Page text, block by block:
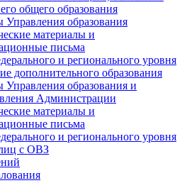
общего образования
Управления образования
материалы и
письма
и регионального уровня
дополнительного образования
Управления образования и
Администрации
материалы и
письма
и регионального уровня
с ОВЗ